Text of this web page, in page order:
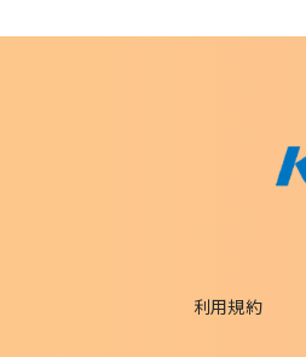
利用規約